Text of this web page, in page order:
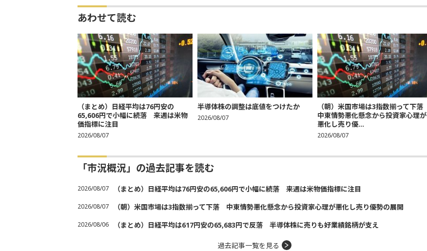
あわせて読む
（まとめ）日経平均は76円安の
65,606円で小幅に続落 来週は米物
価指標に注目
2026/08/07
半導体株の調整は底値をつけたか
2026/08/07
（朝）米国市場は3指数揃って下落
中東情勢悪化懸念から投資家心理が
悪化し売り優...
2026/08/07
「市況概況」の過去記事を読む
2026/08/07 （まとめ）日経平均は76円安の65,606円で小幅に続落 来週は米物価指標に注目
2026/08/07 （朝）米国市場は3指数揃って下落 中東情勢悪化懸念から投資家心理が悪化し売り優勢の展開
2026/08/06 （まとめ）日経平均は617円安の65,683円で反落 半導体株に売りも好業績銘柄が支え
過去記事一覧を見る